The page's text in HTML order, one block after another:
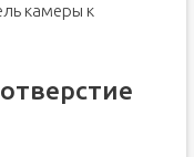
камеры к